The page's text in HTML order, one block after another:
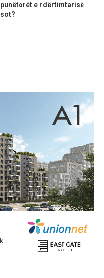
punëtorët e ndërtimtarisë
sot?